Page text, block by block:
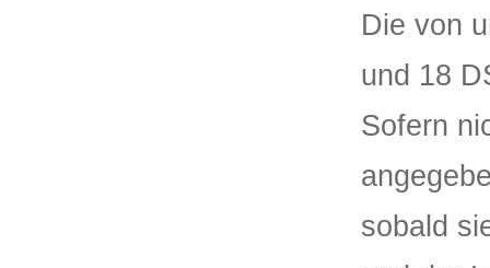
Die von
und 18
Sofern
sobald